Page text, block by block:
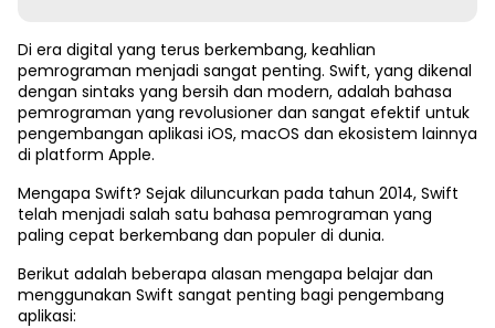
Di era digital yang terus berkembang, keahlian
pemrograman menjadi sangat penting. Swift, yang dikenal
dengan sintaks yang bersih dan modern, adalah bahasa
pemrograman yang revolusioner dan sangat efektif untuk
pengembangan aplikasi iOS, macOS dan ekosistem lainnya
di platform Apple.
Mengapa Swift? Sejak diluncurkan pada tahun 2014, Swift
telah menjadi salah satu bahasa pemrograman yang
paling cepat berkembang dan populer di dunia.
Berikut adalah beberapa alasan mengapa belajar dan
menggunakan Swift sangat penting bagi pengembang
aplikasi: